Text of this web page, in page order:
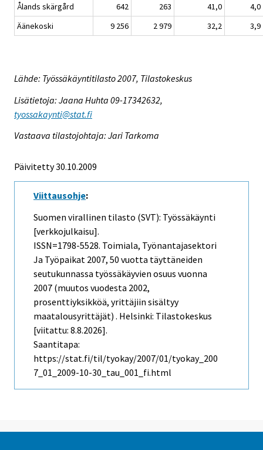
Ålands skärgård
642 263 41,0
4,0
Äänekoski
9 256 2 979 32,2 3,9
Lähde: Työssäkäyntitilasto 2007, Tilastokeskus
Lisätietoja: Jaana Huhta 09-17342632,
tyossakaynti@stat.fi
Vastaava tilastojohtaja: Jari Tarkoma
Päivitetty 30.10.2009
Viittausohje:
Suomen virallinen tilasto (SVT): Työssäkäynti
[verkkojulkaisu].
ISSN=1798-5528. Toimiala, Työnantajasektori
Ja Työpaikat 2007, 50 vuotta täyttäneiden
seutukunnassa työssäkäyvien osuus vuonna
2007 (muutos vuodesta 2002,
prosenttiyksikköä, yrittäjiin sisältyy
maatalousyrittäjät) . Helsinki: Tilastokeskus
[viitattu: 8.8.2026].
Saantitapa:
https://stat.fi/til/tyokay/2007/01/tyokay_200
7_01_2009-10-30_tau_001_fi.html